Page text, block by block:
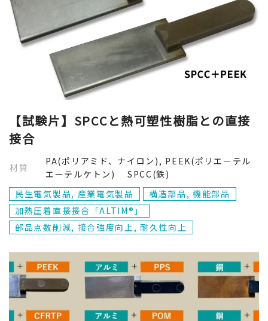
【試験片】SPCCと熱可塑性樹脂との直接
接合
材質
PA(ポリアミド、ナイロン), PEEK(ポリエーテル
エーテルケトン) SPCC(鉄)
民生電気製品, 産業電気製品
構造部品, 機能部品
加熱圧着直接接合「ALTIM®」
部品点数削減, 接合強度向上, 耐久性向上